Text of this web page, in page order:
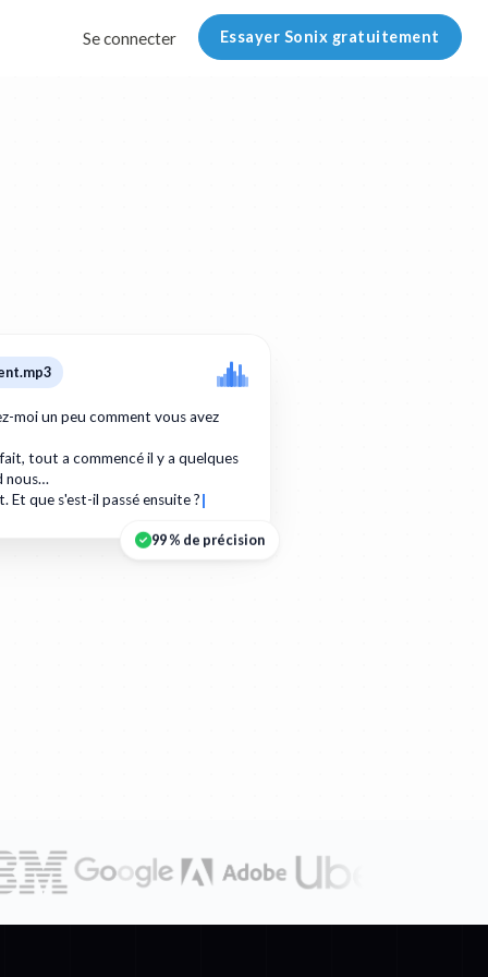
Se connecter Essayer Sonix gratuitement
moi un peu comment vous avez
tout a commencé il y a quelques
nous…
Et que s'est-il passé ensuite ?
99 % de précision